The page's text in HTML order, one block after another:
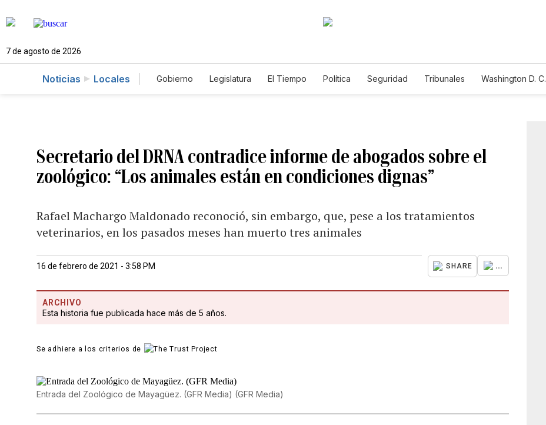
7 de agosto de 2026
Noticias Locales Gobierno Legislatura El Tiempo Política Seguridad Tribunales Washington D. C.
Secretario del DRNA contradice informe de abogados sobre el
zoológico: “Los animales están en condiciones dignas”
Rafael Machargo Maldonado reconoció, sin embargo, que, pese a los tratamientos
veterinarios, en los pasados meses han muerto tres animales
16 de febrero de 2021 - 3:58 PM SHARE ...
ARCHIVO
Esta historia fue publicada hace más de 5 años.
Se adhiere a los criterios de
Entrada del Zoológico de Mayagüez. (GFR Media) (GFR Media)